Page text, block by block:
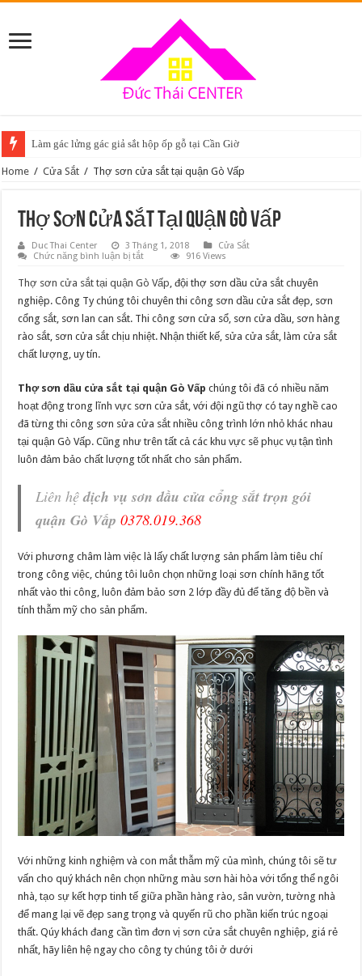
Làm gác lửng gác giả sắt hộp ốp gỗ tại Cần Giờ
Home / Cửa Sắt / Thợ sơn cửa sắt tại quận Gò Vấp
Thợ sơn cửa sắt tại quận Gò Vấp
Duc Thai Center 3 Tháng 1, 2018
Cửa Sắt
Chức năng bình luận bị tắtở
sơn
cửa
sắt
tại
quận
Vấp
916 Views
Thợ sơn cửa sắt tại quận Gò Vấp, đội thợ sơn dầu cửa sắt chuyên
nghiệp. Công Ty chúng tôi chuyên thi công sơn dầu cửa sắt đẹp, sơn
cổng sắt, sơn lan can sắt. Thi công sơn cửa sổ, sơn cửa dầu, sơn hàng
rào sắt, sơn cửa sắt chịu nhiệt. Nhận thiết kế, sửa cửa sắt, làm cửa sắt
chất lượng, uy tín.
Thợ sơn dầu cửa sắt tại quận Gò Vấp chúng tôi đã có nhiều năm
hoạt động trong lĩnh vực sơn cửa sắt, với đội ngũ thợ có tay nghề cao
đã từng thi công sơn sửa cửa sắt nhiều công trình lớn nhỏ khác nhau
tại quận Gò Vấp. Cũng như trên tất cả các khu vực sẽ phục vụ tận tình
luôn đảm bảo chất lượng tốt nhất cho sản phẩm.
Liên hệdịch vụ sơn dầu cửa cổng sắt trọn gói
quận Gò Vấp 0378.019.368
Với phương châm làm việc là lấy chất lượng sản phẩm làm tiêu chí
trong công việc, chúng tôi luôn chọn những loại sơn chính hãng tốt
nhất vào thi công, luôn đảm bảo sơn 2 lớp đầy đủ để tăng độ bền và
tính thẫm mỹ cho sản phẩm.
Với những kinh nghiệm và con mắt thẫm mỹ của mình, chúng tôi sẽ tư
vấn cho quý khách nên chọn những màu sơn hài hòa với tổng thể ngôi
nhà, tạo sự kết hợp tinh tế giữa phần hàng rào, sân vườn, tường nhà
để mang lại vẽ đẹp sang trọng và quyến rũ cho phần kiến trúc ngoại
thất. Qúy khách đang cần tìm đơn vị sơn cửa sắt chuyên nghiệp, giá rẻ
nhất, hãy liên hệ ngay cho công ty chúng tôi ở dưới